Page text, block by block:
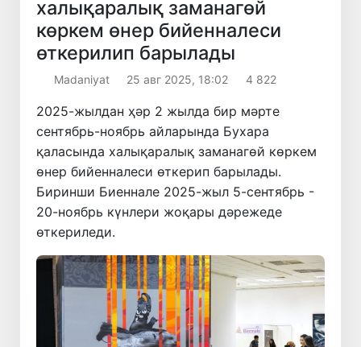
халықаралық заманагөй
көркем өнер бийенналеси
өткерилип барылады
Madaniyat 25 авг 2025, 18:02 4 822
2025-жылдан ҳәр 2 жылда бир мәрте
сентябрь-ноябрь айларында Бухара
қаласында халықаралық заманагөй көркем
өнер бийенналеси өткерип барылады.
Биринши Биеннале 2025-жыл 5-сентябрь -
20-ноябрь күнлери жоқары дәрежеде
өткериледи.